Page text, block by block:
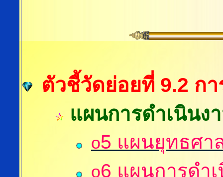
ตัวชี้วัดย่อยที่ 9.2 ก
แผนการดำเนินง
o5 แผนยุทธศา
o6 แผนการดำ